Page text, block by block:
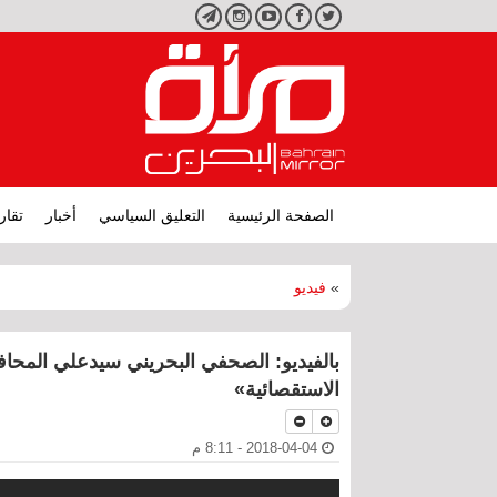
تويتر فيسبوكيوتيوبانستجرامتليجرام
الصفحة الرئيسية التعليق السياسي أخبار
» فيديو
بالفيديو: الصحفي البحريني سيدعلي
الاستقصائية»